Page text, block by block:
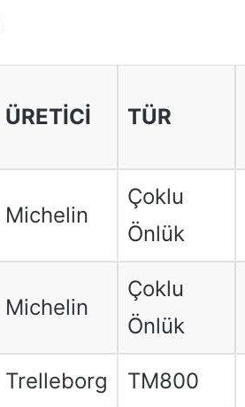
ÜRETICI TÜR
Michelin
Çoklu
Önlük
Michelin
Çoklu
Önlük
Trelleborg TM800